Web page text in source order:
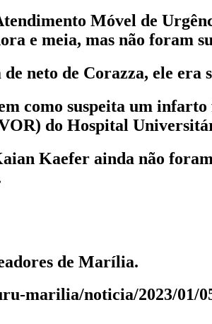
Móvel de
e meia, mas não foram
neto de Corazza, ele
como suspeita um
do Hospital
Kaefer ainda não
de Marília.
marilia/noticia/2023/01/